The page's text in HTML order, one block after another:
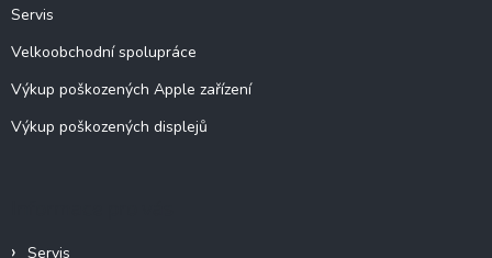
Servis
Velkoobchodní spolupráce
Výkup poškozených Apple zařízení
Výkup poškozených displejů
Servis